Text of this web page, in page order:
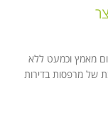
מאמץ וכמעט ללא
של מרפסות בדירות